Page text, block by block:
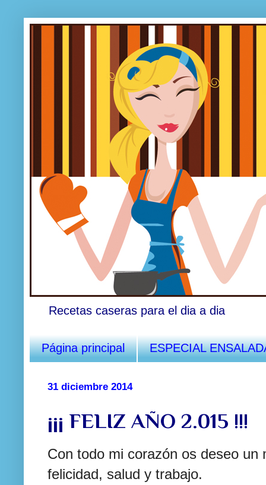
Recetas caseras para el dia a dia
Página principal ESPECIAL
31 diciembre 2014
¡¡¡ FELIZ AÑO 2.015 !!!
Con todo mi corazón os deseo un
felicidad, salud y trabajo.